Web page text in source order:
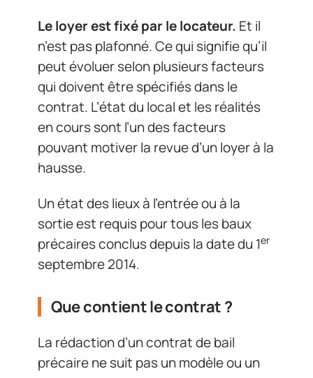
Le loyer est fixé par le locateur. Et il
n’est pas plafonné. Ce qui signifie qu’il
peut évoluer selon plusieurs facteurs
qui doivent être spécifiés dans le
contrat. L’état du local et les réalités
en cours sont l’un des facteurs
pouvant motiver la revue d’un loyer à la
hausse.
Un état des lieux à l’entrée ou à la
sortie est requis pour tous les baux
précaires conclus depuis la date du 1er
septembre 2014.
Que contient le contrat ?
La rédaction d’un contrat de bail
précaire ne suit pas un modèle ou un